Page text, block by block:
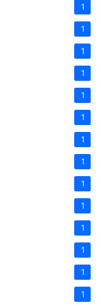
1
1
1
1
1
1
1
1
1
1
1
1
1
1